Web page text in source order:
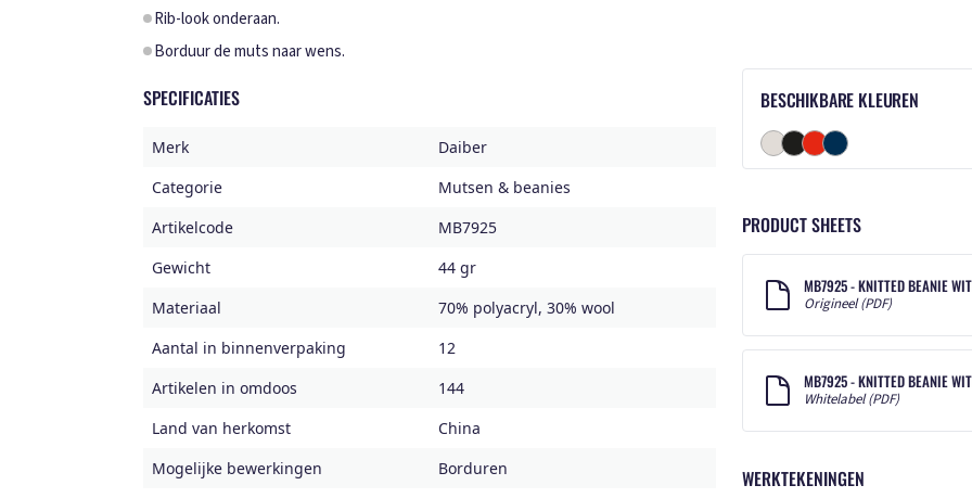
Rib-look onderaan.
Borduur de muts naar wens.
SPECIFICATIES
Merk
Daiber
Categorie
Mutsen & beanies
Artikelcode
MB7925
Gewicht
44 gr
Materiaal
70% polyacryl, 30% wool
Aantal in binnenverpaking
12
Artikelen in omdoos
144
Land van herkomst
China
Mogelijke bewerkingen
Borduren
BESCHIKBARE KLEUREN
PRODUCT SHEETS
MB7925 - KNITTED BEANIE
Origineel (PDF)
MB7925 - KNITTED BEANIE
Whitelabel (PDF)
WERKTEKENINGEN